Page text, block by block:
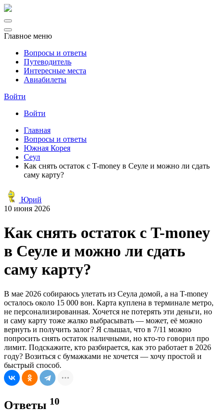
Главное меню
Вопросы и ответы
Путеводитель
Интересные места
Авиабилеты
Войти
Войти
Главная
Вопросы и ответы
Южная Корея
Сеул
Как снять остаток с T-money в Сеуле и можно ли сдать
саму карту?
Юрий
10 июня 2026
Как снять остаток с T-money
в Сеуле и можно ли сдать
саму карту?
В мае 2026 собираюсь улетать из Сеула домой, а на T-money
осталось около 15 000 вон. Карта куплена в терминале метро,
не персонализированная. Хочется не потерять эти деньги, но
и саму карту тоже жалко выбрасывать — может, её можно
вернуть и получить залог? Я слышал, что в 7/11 можно
попросить снять остаток наличными, но кто-то говорил про
лимит. Подскажите, кто разбирается, как это работает в 2026
году? Возиться с бумажками не хочется — хочу простой и
быстрый способ.
Ответы 10